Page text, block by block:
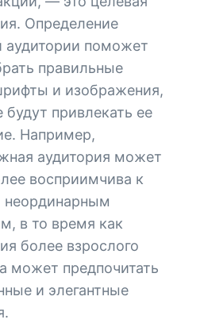
Определение
аудитории поможет
правильные
и изображения,
будут привлекать ее
Например,
аудитория может
восприимчива к
неординарным
в то время как
более взрослого
может предпочитать
и элегантные